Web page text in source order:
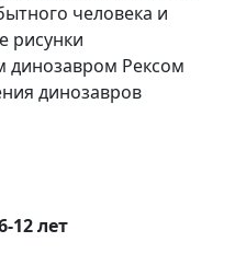
человека и
рисунки
динозавром Рексом
динозавров
12 лет